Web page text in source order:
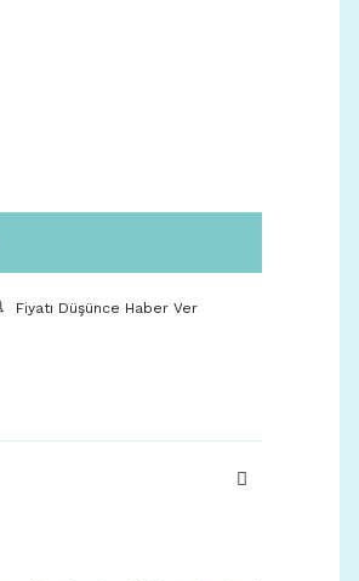
Fiyatı Düşünce Haber Ver